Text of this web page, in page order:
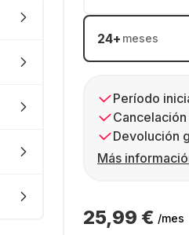
24+ meses
Período
Devolución
Más
25,99 € /mes